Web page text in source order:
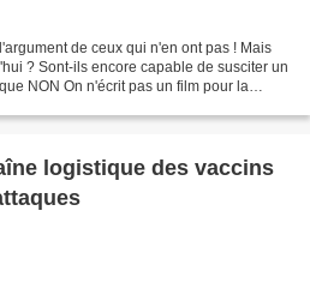
de ceux qui n'en ont pas ! Mais
? Sont-ils encore capable de susciter un
NON On n'écrit pas un film pour la
logistique des vaccins